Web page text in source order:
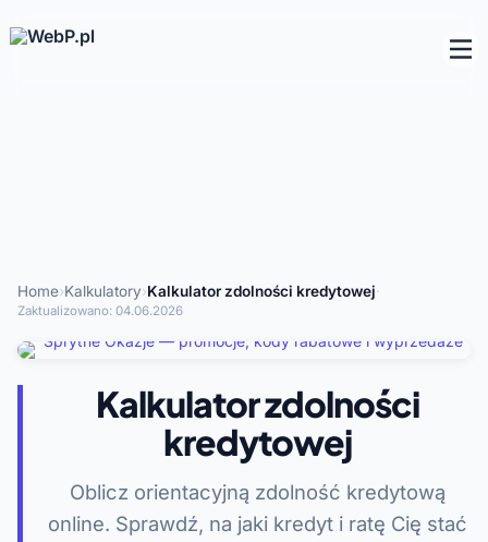
Home›Kalkulatory›Kalkulator zdolności kredytowej·
Zaktualizowano: 04.06.2026
Kalkulator zdolności
kredytowej
Oblicz orientacyjną zdolność kredytową
online. Sprawdź, na jaki kredyt i ratę Cię stać